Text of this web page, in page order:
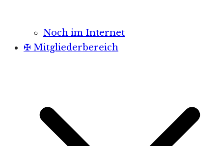
Noch im Internet
✠ Mitgliederbereich